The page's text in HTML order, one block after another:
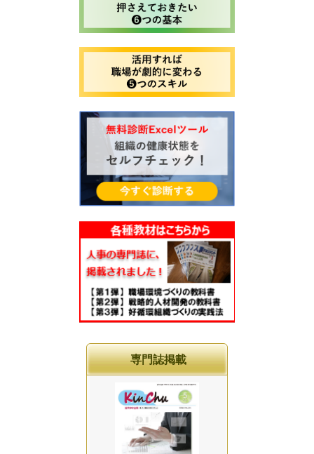
専門誌掲載